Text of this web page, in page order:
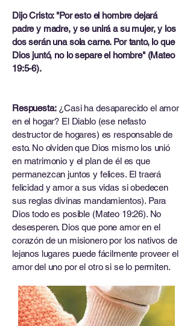
Dijo Cristo: "Por esto el hombre dejará
padre y madre, y se unirá a su mujer, y los
dos serán una sola carne. Por tanto, lo que
Dios juntó, no lo separe el hombre" (Mateo
19:5-6).
Respuesta:¿Casi ha desaparecido el amor
en el hogar? El Diablo (ese nefasto
destructor de hogares) es responsable de
esto. No olviden que Dios mismo los unió
en matrimonio y el plan de él es que
permanezcan juntos y felices. El traerá
felicidad y amor a sus vidas si obedecen
sus reglas divinas mandamientos). Para
Dios todo es posible (Mateo 19:26). No
desesperen. Dios que pone amor en el
corazón de un misionero por los nativos de
lejanos lugares puede fácilmente proveer el
amor del uno por el otro si se lo permiten.